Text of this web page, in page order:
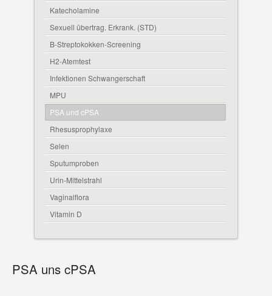
Katecholamine
Sexuell übertrag. Erkrank. (STD)
B-Streptokokken-Screening
H2-Atemtest
Infektionen Schwangerschaft
MPU
PSA und cPSA
Rhesusprophylaxe
Selen
Sputumproben
Urin-Mittelstrahl
Vaginalflora
Vitamin D
PSA uns cPSA